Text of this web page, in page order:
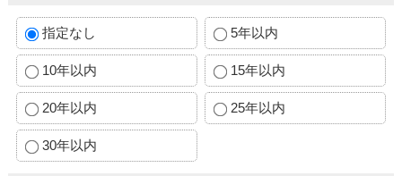
指定なし 5年以内
10年以内 15年以内
20年以内 25年以内
30年以内